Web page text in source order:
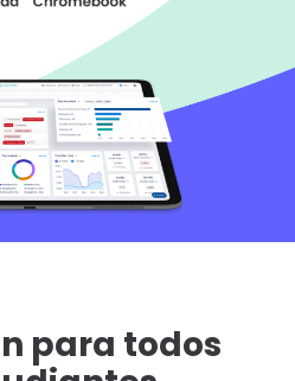
para todos